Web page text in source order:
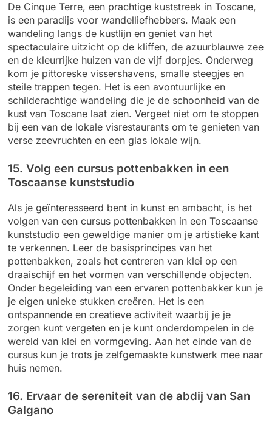
De Cinque Terre, een prachtige kuststreek in Toscane,
is een paradijs voor wandelliefhebbers. Maak een
wandeling langs de kustlijn en geniet van het
spectaculaire uitzicht op de kliffen, de azuurblauwe zee
en de kleurrijke huizen van de vijf dorpjes. Onderweg
kom je pittoreske vissershavens, smalle steegjes en
steile trappen tegen. Het is een avontuurlijke en
schilderachtige wandeling die je de schoonheid van de
kust van Toscane laat zien. Vergeet niet om te stoppen
bij een van de lokale visrestaurants om te genieten van
verse zeevruchten en een glas lokale wijn.
15. Volg een cursus pottenbakken in een
Toscaanse kunststudio
Als je geïnteresseerd bent in kunst en ambacht, is het
volgen van een cursus pottenbakken in een Toscaanse
kunststudio een geweldige manier om je artistieke kant
te verkennen. Leer de basisprincipes van het
pottenbakken, zoals het centreren van klei op een
draaischijf en het vormen van verschillende objecten.
Onder begeleiding van een ervaren pottenbakker kun je
je eigen unieke stukken creëren. Het is een
ontspannende en creatieve activiteit waarbij je je
zorgen kunt vergeten en je kunt onderdompelen in de
wereld van klei en vormgeving. Aan het einde van de
cursus kun je trots je zelfgemaakte kunstwerk mee naar
huis nemen.
16. Ervaar de sereniteit van de abdij van San
Galgano